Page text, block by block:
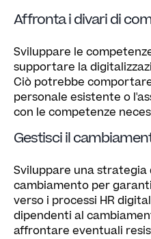
Affronta i divari di
Sviluppare le
supportare la
Ciò potrebbe
personale esistente o
con le competenze
Gestisci il
Sviluppare una strategia
cambiamento per
verso i processi HR
dipendenti al
affrontare eventuali